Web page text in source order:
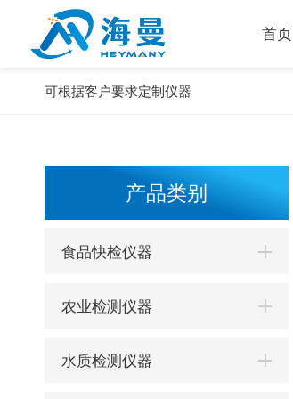
首页
可根据客户要求定制仪器
产品类别
食品快检仪器
农业检测仪器
水质检测仪器